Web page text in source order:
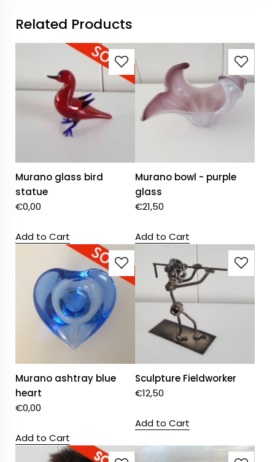
Related Products
Murano glass bird
statue
€0,00
Add to Cart
Murano bowl - purple
glass
€21,50
Add to Cart
Murano ashtray blue
heart
€0,00
Add to Cart
Sculpture Fieldworker
€12,50
Add to Cart